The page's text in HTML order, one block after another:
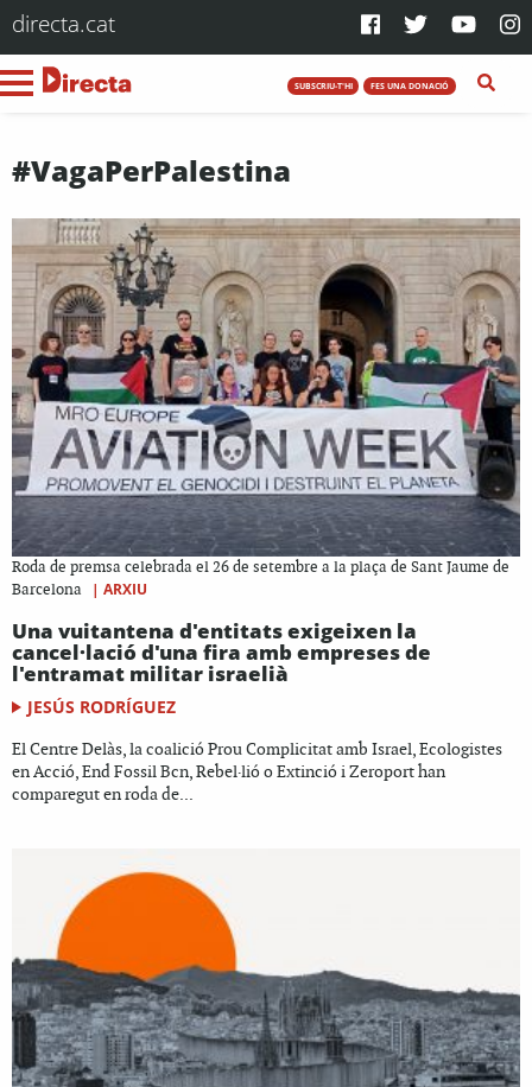
directa.cat
SUBSCRIU-T'HI FES UNA DONACIÓ
#VagaPerPalestina
Roda de premsa celebrada el 26 de setembre a la plaça de Sant Jaume de
Barcelona
| ARXIU
Una vuitantena d'entitats exigeixen la
cancel·lació d'una fira amb empreses de
l'entramat militar israelià
JESÚS RODRÍGUEZ
El Centre Delàs, la coalició Prou Complicitat amb Israel, Ecologistes
en Acció, End Fossil Bcn, Rebel·lió o Extinció i Zeroport han
comparegut en roda de...